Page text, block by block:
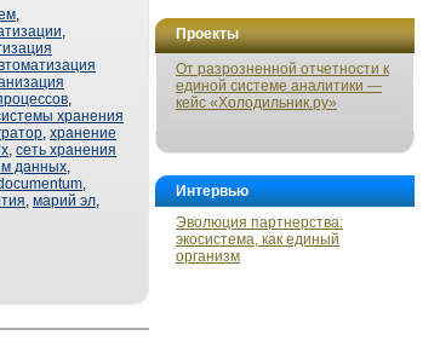
Проекты
От разрозненной отчетности к
единой системе аналитики —
кейс «Холодильник.ру»
Интервью
Эволюция партнерства:
экосистема, как единый
организм
,
,
,
хранения
, хранение
, сеть хранения
данных,
,
, марий эл,